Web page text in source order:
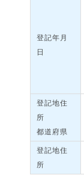
登記年月
日
登記地住
所
都道府県
登記地住
所